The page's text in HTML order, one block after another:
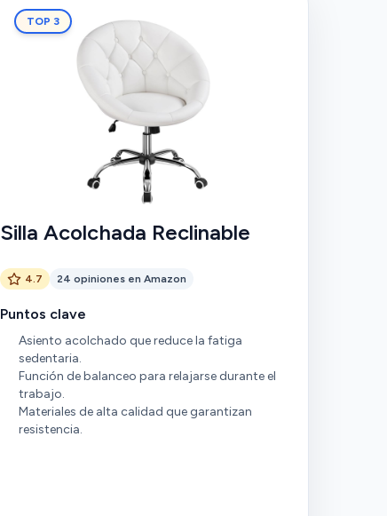
TOP 3
Silla Acolchada Reclinable
4.7 24 opiniones en Amazon
Puntos clave
Asiento acolchado que reduce la fatiga
sedentaria.
Función de balanceo para relajarse durante el
trabajo.
Materiales de alta calidad que garantizan
resistencia.